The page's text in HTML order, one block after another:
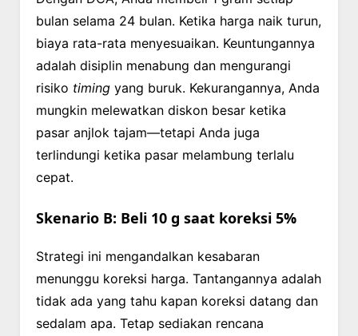
bulan selama 24 bulan. Ketika harga naik turun,
biaya rata-rata menyesuaikan. Keuntungannya
adalah disiplin menabung dan mengurangi
risiko timing yang buruk. Kekurangannya, Anda
mungkin melewatkan diskon besar ketika
pasar anjlok tajam—tetapi Anda juga
terlindungi ketika pasar melambung terlalu
cepat.
Skenario B: Beli 10 g saat koreksi 5%
Strategi ini mengandalkan kesabaran
menunggu koreksi harga. Tantangannya adalah
tidak ada yang tahu kapan koreksi datang dan
sedalam apa. Tetap sediakan rencana